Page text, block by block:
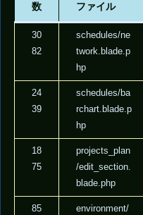
数 ファイル
30
82
schedules/ne
twork.blade.p
hp
24
39
schedules/ba
rchart.blade.p
hp
18
75
projects_plan
/edit_section.
blade.php
85
environment/